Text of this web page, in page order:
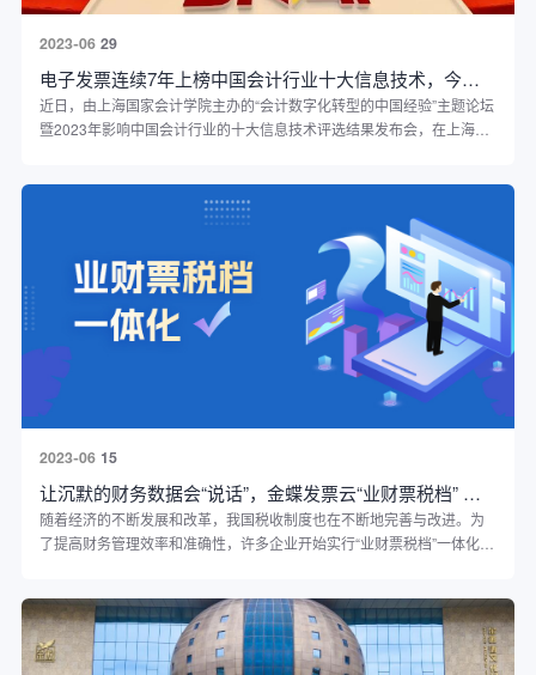
29
2023-06
电子发票连续7年上榜中国会计行业十大信息技术，今年终夺魁
近日，由上海国家会计学院主办的“会计数字化转型的中国经验”主题论坛
暨2023年影响中国会计行业的十大信息技术评选结果发布会，在上海国
15
2023-06
让沉默的财务数据会“说话”，金蝶发票云“业财票税档” 一体化方案
随着经济的不断发展和改革，我国税收制度也在不断地完善与改进。为
了提高财务管理效率和准确性，许多企业开始实行“业财票税档”一体化的
化，即在“管好票、记好账、算好钱、控好税”上实现全方位管控。